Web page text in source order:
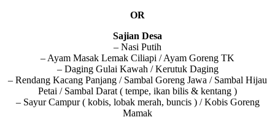
OR
Sajian Desa
– Nasi Putih
– Ayam Masak Lemak Ciliapi / Ayam Goreng TK
– Daging Gulai Kawah / Kerutuk Daging
– Rendang Kacang Panjang / Sambal Goreng Jawa / Sambal Hijau
Petai / Sambal Darat ( tempe, ikan bilis & kentang )
– Sayur Campur ( kobis, lobak merah, buncis ) / Kobis Goreng
Mamak